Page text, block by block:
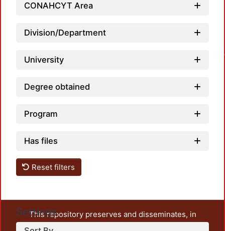
CONAHCYT Area
Division/Department
University
Degree obtained
Program
Has files
Reset filters
Settings
This repository preserves and disseminates, in
unrestricted open access, the teaching and research